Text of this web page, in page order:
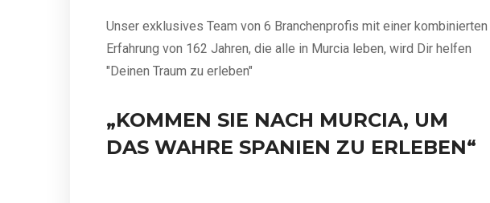
Unser exklusives Team von 6 Branchenprofis mit einer kombinierten
Erfahrung von 162 Jahren, die alle in Murcia leben, wird Dir helfen
"Deinen Traum zu erleben"
„KOMMEN SIE NACH MURCIA, UM
DAS WAHRE SPANIEN ZU ERLEBEN“